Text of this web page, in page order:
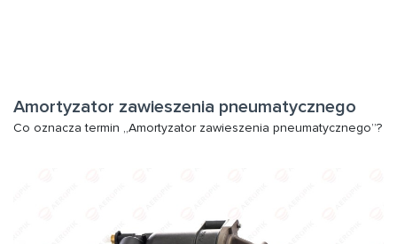
Amortyzator zawieszenia pneumatycznego
Co oznacza termin „Amortyzator zawieszenia pneumatycznego”?